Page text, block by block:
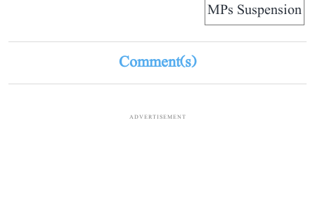
MPs Suspension
Comment(s)
ADVERTISEMENT